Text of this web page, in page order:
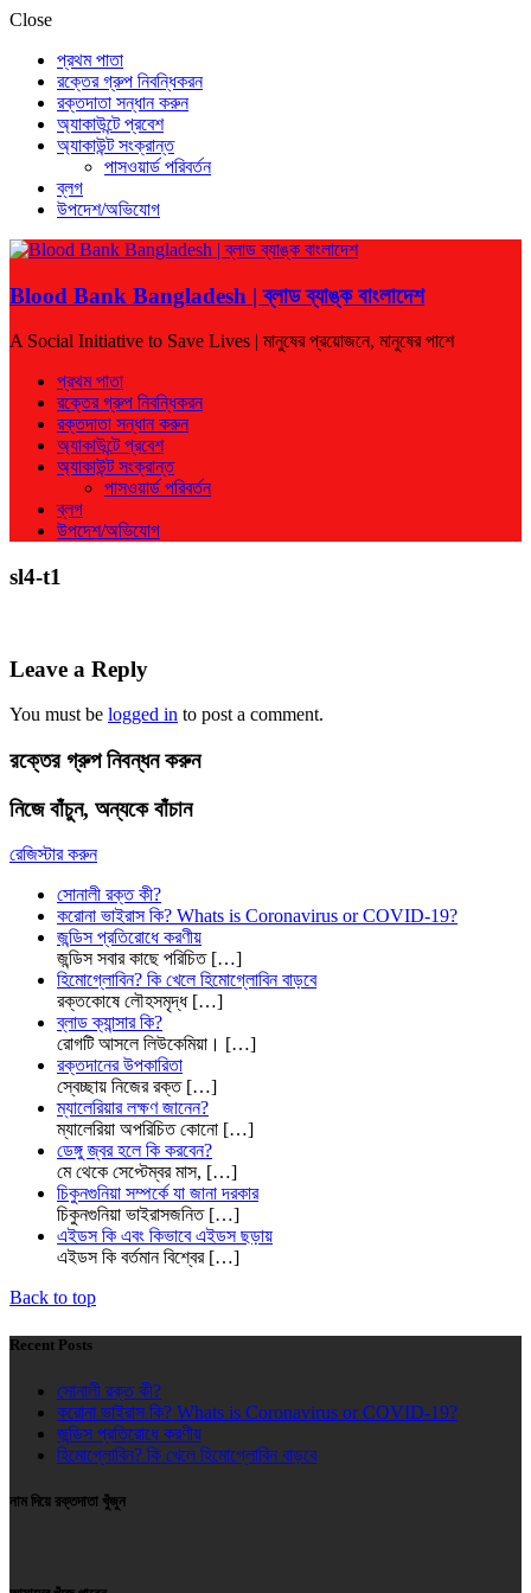
Close
প্রথম পাতা
রক্তের গ্রুপ নিবন্ধিকরন
রক্তদাতা সন্ধান করুন
অ্যাকাউন্টে প্রবেশ
অ্যাকাউন্ট সংক্রান্ত
পাসওয়ার্ড পরিবর্তন
ব্লগ
উপদেশ/অভিযোগ
Blood Bank Bangladesh | ব্লাড ব্যাঙ্ক বাংলাদেশ
A Social Initiative to Save Lives | মানুষের প্রয়োজনে, মানুষের পাশে
প্রথম পাতা
রক্তের গ্রুপ নিবন্ধিকরন
রক্তদাতা সন্ধান করুন
অ্যাকাউন্টে প্রবেশ
অ্যাকাউন্ট সংক্রান্ত
পাসওয়ার্ড পরিবর্তন
ব্লগ
উপদেশ/অভিযোগ
sl4-t1
Leave a Reply
You must be logged in to post a comment.
রক্তের গ্রুপ নিবন্ধন করুন
নিজে বাঁচুন, অন্যকে বাঁচান
রেজিস্টার করুন
সোনালী রক্ত কী?
করোনা ভাইরাস কি? Whats is Coronavirus or COVID-19?
জন্ডিস প্রতিরোধে করণীয়
জন্ডিস সবার কাছে পরিচিত […]
হিমোগ্লোবিন? কি খেলে হিমোগ্লোবিন বাড়বে
রক্তকোষে লৌহসমৃদ্ধ […]
ব্লাড ক্যান্সার কি?
রোগটি আসলে লিউকেমিয়া। […]
রক্তদানের উপকারিতা
স্বেচ্ছায় নিজের রক্ত […]
ম্যালেরিয়ার লক্ষণ জানেন?
ম্যালেরিয়া অপরিচিত কোনো […]
ডেঙ্গু জ্বর হলে কি করবেন?
মে থেকে সেপ্টেম্বর মাস, […]
চিকুনগুনিয়া সম্পর্কে যা জানা দরকার
চিকুনগুনিয়া ভাইরাসজনিত […]
এইডস কি এবং কিভাবে এইডস ছড়ায়
এইডস কি বর্তমান বিশ্বের […]
Back to top
Recent Posts
সোনালী রক্ত কী?
করোনা ভাইরাস কি? Whats is Coronavirus or COVID-19?
জন্ডিস প্রতিরোধে করণীয়
হিমোগ্লোবিন? কি খেলে হিমোগ্লোবিন বাড়বে
নাম দিয়ে রক্তদাতা খুঁজুন